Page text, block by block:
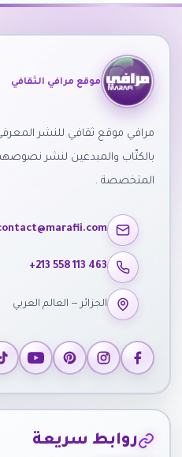
موقع مرافي الثقافي
مرافي موقع ثقافي للنشر
بالكتّاب والمبدعين لنشر نصوصهم
المتخصصة .
+213 558 113 463
الجزائر — العالم العربي
روابط سريعة